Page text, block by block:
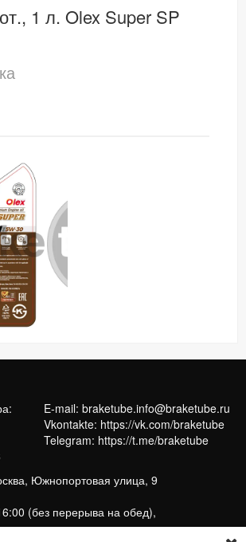
1 л. Olex Super SP
Южнопортовая улица, 9
(без перерыва на обед),
E-mail: braketube.info@braketube.ru
Vkontakte: https://vk.com/braketube
Telegram: https://t.me/braketube